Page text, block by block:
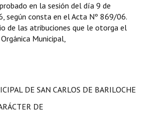
en la sesión del día 9 de
según consta en el Acta Nº 869/06.
de las atribuciones que le otorga el
Municipal,
DE SAN CARLOS DE BARILOCHE
DE